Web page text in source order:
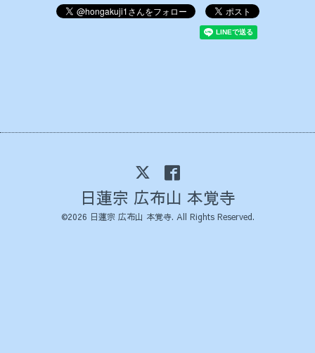
日蓮宗 広布山 本覚寺
©2026 日蓮宗 広布山 本覚寺. All Rights Reserved.